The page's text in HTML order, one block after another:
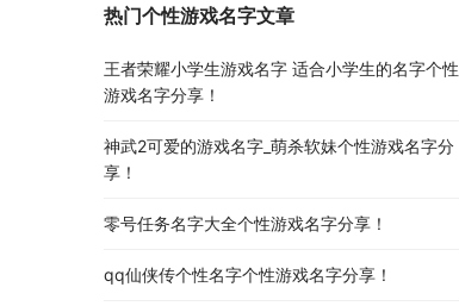
热门个性游戏名字文章
王者荣耀小学生游戏名字 适合小学生的名字个性
游戏名字分享！
神武2可爱的游戏名字_萌杀软妹个性游戏名字分
享！
零号任务名字大全个性游戏名字分享！
qq仙侠传个性名字个性游戏名字分享！